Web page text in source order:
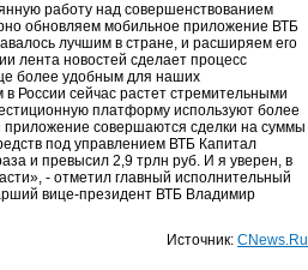
работу над совершенствованием
обновляем мобильное приложение ВТБ
лучшим в стране, и расширяем его
лента новостей сделает процесс
более удобным для наших
России сейчас растет стремительными
платформу используют более
приложение совершаются сделки на суммы
под управлением ВТБ Капитал
и превысил 2,9 трлн руб. И я уверен, в
- отметил главный исполнительный
вице-президент ВТБ Владимир
Источник: CNews.Ru